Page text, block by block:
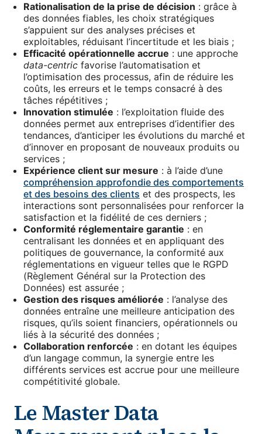
Rationalisation de la prise de décision : grâce à
des données fiables, les choix stratégiques
s’appuient sur des analyses précises et
exploitables, réduisant l’incertitude et les biais ;
Efficacité opérationnelle accrue : une approche
data-centric favorise l’automatisation et
l’optimisation des processus, afin de réduire les
coûts, les erreurs et le temps consacré à des
tâches répétitives ;
Innovation stimulée : l’exploitation fluide des
données permet aux entreprises d’identifier des
tendances, d’anticiper les évolutions du marché et
d’innover en proposant de nouveaux produits ou
services ;
Expérience client sur mesure : à l’aide d’une
compréhension approfondie des comportements
et des besoins des clients et des prospects, les
interactions sont personnalisées pour renforcer la
satisfaction et la fidélité de ces derniers ;
Conformité réglementaire garantie : en
centralisant les données et en appliquant des
politiques de gouvernance, la conformité aux
réglementations en vigueur telles que le RGPD
(Règlement Général sur la Protection des
Données) est assurée ;
Gestion des risques améliorée : l’analyse des
données entraîne une meilleure anticipation des
risques, qu’ils soient financiers, opérationnels ou
liés à la sécurité des données ;
Collaboration renforcée : en dotant les équipes
d’un langage commun, la synergie entre les
différents services est accrue pour une meilleure
compétitivité globale.
Le Master Data